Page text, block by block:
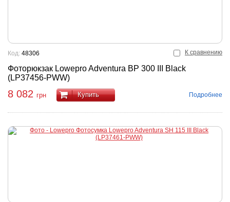
К сравнению
Фоторюкзак Lowepro Adventura BP 300 III Black
(LP37456-PWW)
Код: 48306
8 082 грн Купить Подробнее